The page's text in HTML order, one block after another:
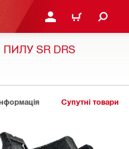
УВІЙТИ АБО
КОШИК
SR DRS
Супутні товари